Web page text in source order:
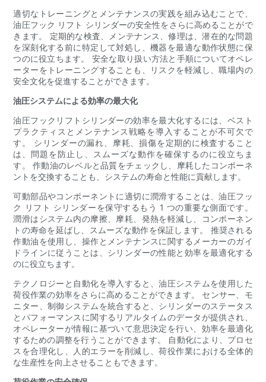
適切なトレーニングとメンテナンスの実践を組み込むことで、
油圧フック リフト シリンダーの安全性をさらに高めることがで
きます。 定期的な検査、メンテナンス、修理は、潜在的な問題
を深刻化する前に特定して対処し、機器を最適な動作状態に保
つのに役立ちます。 安全な取り扱い方法と手順についてオペレ
ーターをトレーニングすることも、リスクを軽減し、職場内の
安全文化を促進することができます。
油圧システムによる効率の最大化
油圧フックリフトシリンダーの効率を最大化するには、ベスト
プラクティスとメンテナンス戦略を導入することが不可欠で
す。 シリンダーの漏れ、摩耗、損傷を定期的に検査すること
は、問題を防止し、スムーズな動作を確保するのに役立ちま
す。 作動油のレベルと品質をチェックし、摩耗したコンポーネ
ントを交換することも、システムの寿命と性能に貢献します。
可動部品やコンポーネントに適切に潤滑することは、油圧フッ
ク リフト シリンダーを保守するもう 1 つの重要な側面です。
潤滑はシステム内の摩擦、摩耗、発熱を軽減し、コンポーネン
トの寿命を延ばし、スムーズな動作を保証します。 推奨される
作動油を使用し、操作とメンテナンスに関するメーカーのガイ
ドラインに従うことは、シリンダーの性能と効率を最適化する
のに役立ちます。
テクノロジーと自動化を導入すると、油圧システムを使用した
荷役作業の効率をさらに高めることができます。 センサー、モ
ニター、制御システムを統合すると、シリンダーのステータス
とパフォーマンスに関するリアルタイムのデータが提供され、
オペレーターが情報に基づいて意思決定を行い、効率を最適化
するための調整を行うことができます。 自動化により、プロセ
スを合理化し、人的エラーを削減し、荷役作業における全体的
な生産性を向上させることもできます。